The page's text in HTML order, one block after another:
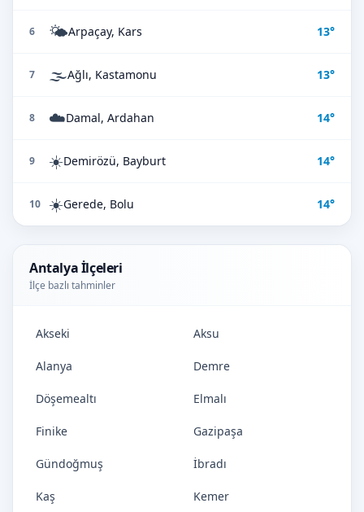
6 🌤️Arpaçay, Kars 13°
7 🌫️Ağlı, Kastamonu 13°
8 ☁️Damal, Ardahan 14°
9 ☀️Demirözü, Bayburt 14°
10 ☀️Gerede, Bolu 14°
Antalya İlçeleri
İlçe bazlı tahminler
Akseki Aksu
Alanya Demre
Döşemealtı Elmalı
Finike Gazipaşa
Gündoğmuş İbradı
Kaş Kemer